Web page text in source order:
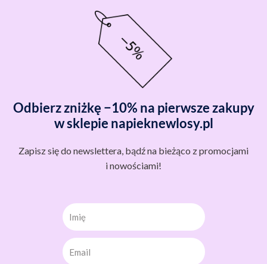
Odbierz zniżkę −10% na pierwsze zakupy
w sklepie napieknewlosy.pl
Zapisz się do newslettera, bądź na bieżąco z promocjami
i nowościami!
Imię